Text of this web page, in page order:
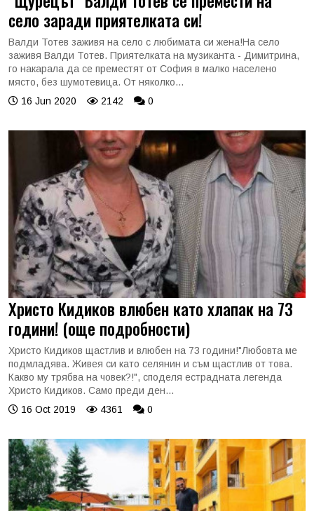
село заради приятелката си!
Валди Тотев заживя на село с любимата си жена!На село
заживя Валди Тотев. Приятелката на музиканта - Димитрина,
го накарала да се преместят от София в малко населено
място, без шумотевица. От няколко...
16 Jun 2020
2142 0
Христо Кидиков влюбен като хлапак на 73
години! (още подробности)
Христо Кидиков щастлив и влюбен на 73 години!"Любовта ме
подмладява. Живея си като селянин и съм щастлив от това.
Какво му трябва на човек?!", споделя естрадната легенда
Христо Кидиков. Само преди ден...
16 Oct 2019
4361 0